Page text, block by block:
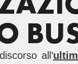
all’